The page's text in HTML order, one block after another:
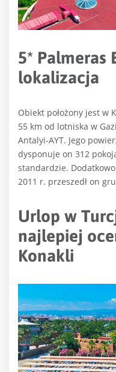
5* Palmeras
lokalizacja
Obiekt położony jest w
55 km od lotniska w
Antalyi-AYT. Jego
dysponuje on 312
standardzie.
2011 r. przeszedł on
Urlop w
najlepiej
Konakli